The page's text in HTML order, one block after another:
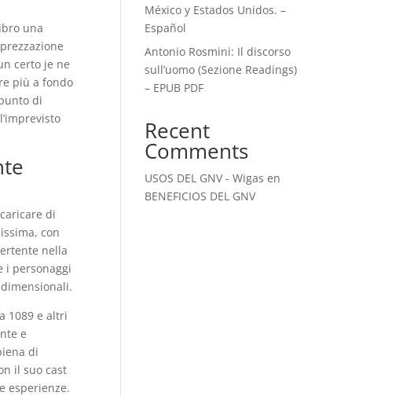
una
certo je ne
più a fondo
di
di
con
nella
i personaggi
1089 e altri
e
di
il suo cast
esperienze.
México y Estados Unidos. –
Español
Antonio Rosmini: Il discorso
sull’uomo (Sezione Readings)
– EPUB PDF
Recent
Comments
USOS DEL GNV - Wigas en
BENEFICIOS DEL GNV